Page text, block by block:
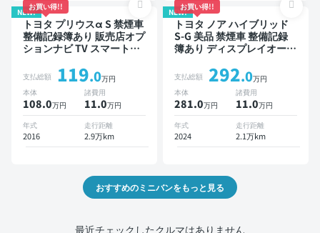
NEW!
お買い得!!
トヨタ プリウスα S 禁煙車
整備記録簿あり 販売店オプ
ションナビ TV スマートキ
支払総額 119.0万円
本体
108.0万円
諸費用
11.0万円
年式
2016
走行距離
2.9万km
NEW!
お買い得!!
トヨタ ノア ハイブリッド
S-G 美品 禁煙車 整備記録
簿あり ディスプレイオーデ
オートクルーズ 3列シート
スマートキー ETC バック
モニター ドライブレコーダ
ー 衝突軽減 両側電動スラ
イドドア 7人乗り
支払総額 292.0万円
本体
281.0万円
諸費用
11.0万円
年式
2024
走行距離
2.1万km
おすすめのミニバンをもっと見る
最近チェックしたクルマはありません